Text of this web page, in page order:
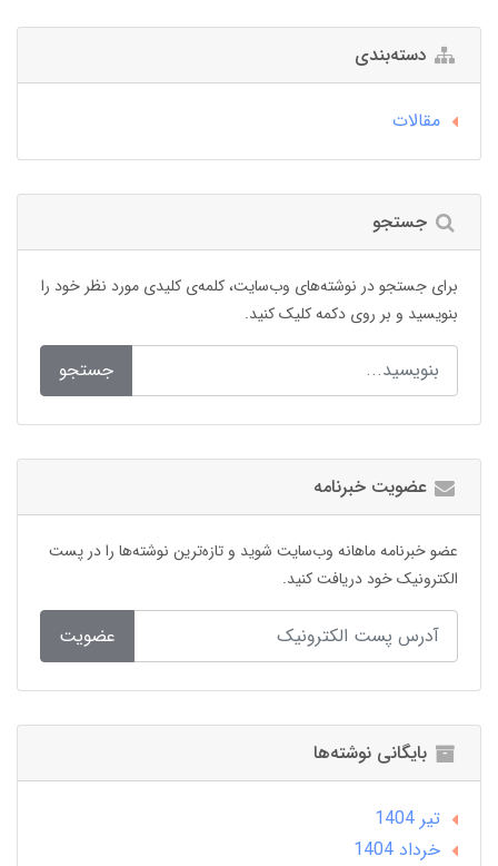
دسته‌بندی
مقالات
جستجو
برای جستجو در نوشته‌های وب‌سایت، کلمه‌ی کلیدی مورد نظر خود را
بنویسید و بر روی دکمه کلیک کنید.
جستجو
عضویت خبرنامه
عضو خبرنامه ماهانه وب‌سایت شوید و تازه‌ترین نوشته‌ها را در پست
الکترونیک خود دریافت کنید.
عضویت
بایگانی نوشته‌ها
تير 1404
خرداد 1404